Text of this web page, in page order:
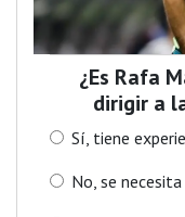
¿Es Rafa
dirigir a
Sí, tiene
No, se